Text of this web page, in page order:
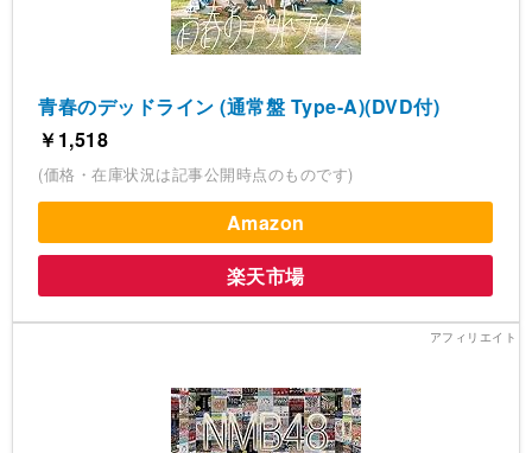
青春のデッドライン (通常盤 Type-A)(DVD付)
￥1,518
(価格・在庫状況は記事公開時点のものです)
Amazon
楽天市場